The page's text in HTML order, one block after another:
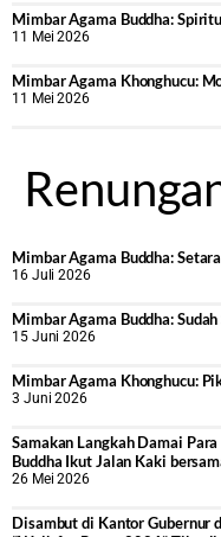
Mimbar Agama Buddha:
11 Mei 2026
Mimbar Agama Khonghucu:
11 Mei 2026
Mimbar Agama Buddha:
16 Juli 2026
Mimbar Agama Buddha: Sudah
15 Juni 2026
Mimbar Agama Khonghucu:
3 Juni 2026
Samakan Langkah Damai
Buddha Ikut Jalan Kaki
26 Mei 2026
Disambut di Kantor Gubernur